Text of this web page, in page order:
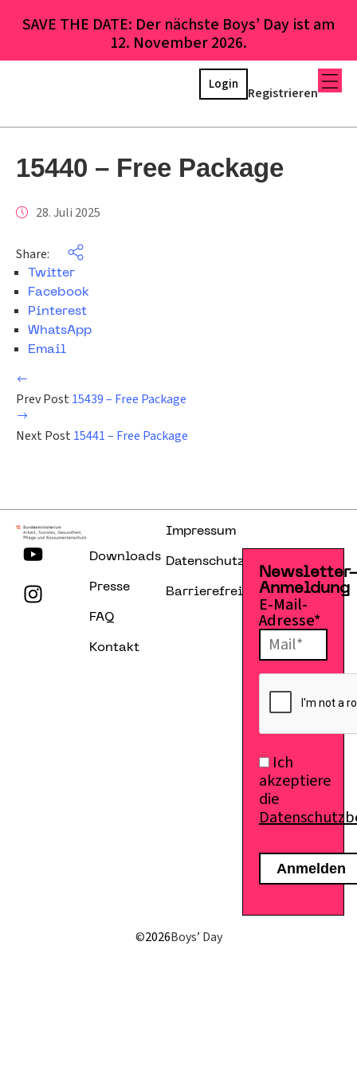
SAVE THE DATE: Der nächste Boys’ Day ist am
12. November 2026.
Registrieren
Login
15440 – Free Package
28. Juli 2025
Share:
Twitter
Facebook
Pinterest
WhatsApp
Email
Prev Post 15439 – Free Package
Next Post 15441 – Free Package
Downloads
Presse
FAQ
Kontakt
Impressum
Datenschutzerklärung
Barrierefreiheitserklärung
Anmeldung
E-Mail-
Adresse*
Ich
akzeptiere
die
©2026Boys’ Day